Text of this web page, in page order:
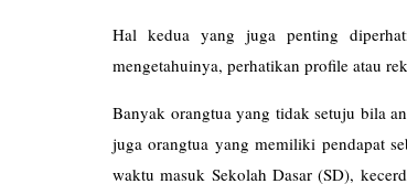
Hal kedua yang juga penting
mengetahuinya, perhatikan profile atau
Banyak orangtua yang tidak setuju bila
juga orangtua yang memiliki pendapat
waktu masuk Sekolah Dasar (SD),